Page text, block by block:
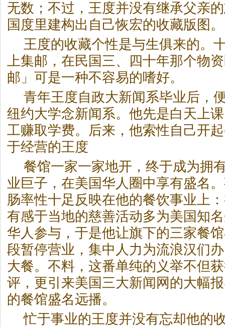
无数；不过，王度并没有继承父亲
国度里建构出自己恢宏的收藏版图。
王度的收藏个性是与生俱来的。
上集邮，在民国三、四十年那个物
邮」可是一种不容易的嗜好。
青年王度自政大新闻系毕业后，
纽约大学念新闻系。他先是白天上
工赚取学费。后来，他索性自己开
于经营的王度
餐馆一家一家地开，终于成为拥
业巨子，在美国华人圈中享有盛名
肠率性十足反映在他的餐饮事业上
有感于当地的慈善活动多为美国知
华人参与，于是他让旗下的三家餐
段暂停营业，集中人力为流浪汉们
大餐。不料，这番单纯的义举不但
评，更引来美国三大新闻网的大幅
的餐馆盛名远播。
忙于事业的王度并没有忘却他的